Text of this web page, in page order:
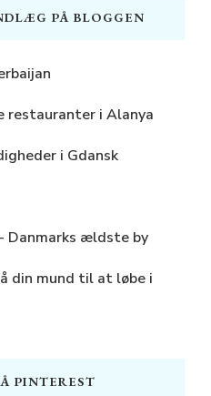
PÅ BLOGGEN
restauranter i Alanya
i Gdansk
Danmarks ældste by
din mund til at løbe i
PINTEREST